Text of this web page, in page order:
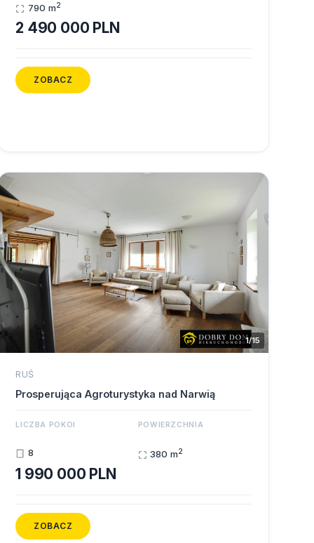
790 m2
2 490 000 PLN
ZOBACZ
1/15
RUŚ
Prosperująca Agroturystyka nad Narwią
LICZBA POKOI
8
POWIERZCHNIA
380 m2
1 990 000 PLN
ZOBACZ